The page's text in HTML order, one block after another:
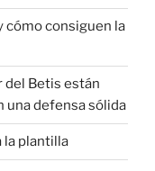
cómo consiguen la
del Betis están
una defensa sólida
la plantilla